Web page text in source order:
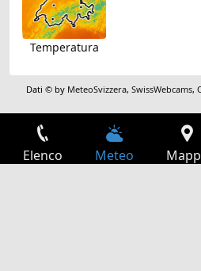
Temperatura
Dati © by MeteoSvizzera,SwissWebcams,
Elenco Meteo